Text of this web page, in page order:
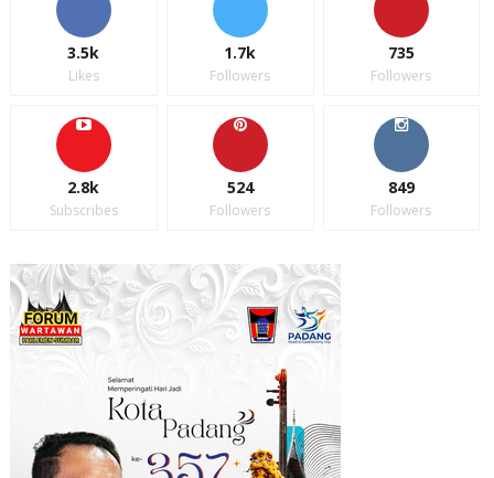
3.5k
Likes
1.7k
Followers
735
Followers
2.8k
Subscribes
524
Followers
849
Followers